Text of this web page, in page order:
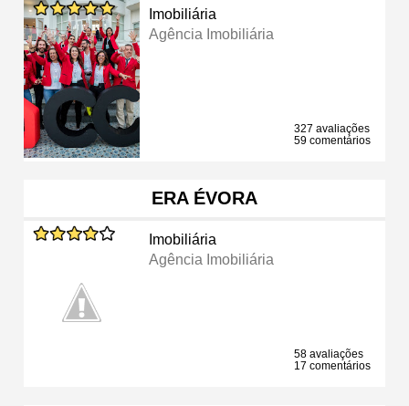
Imobiliária
Agência Imobiliária
327 avaliações
59 comentários
ERA ÉVORA
Imobiliária
Agência Imobiliária
58 avaliações
17 comentários